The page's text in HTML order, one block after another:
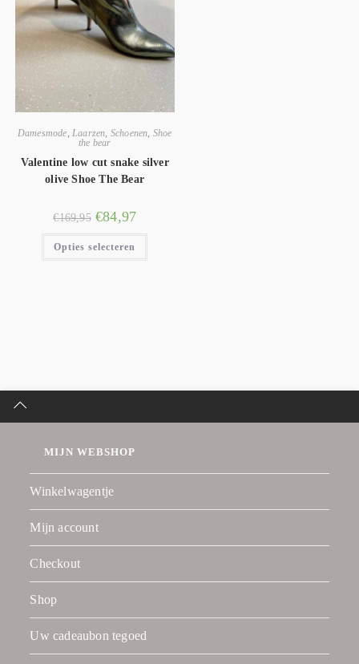
Damesmode Laarzen Schoenen Shoe
the bear
Valentine low cut snake silver
olive Shoe The Bear
€169,95 €84,97
Opties selecteren
MIJN WEBSHOP
Winkelwagentje
Mijn account
Checkout
Shop
Uw cadeaubon tegoed